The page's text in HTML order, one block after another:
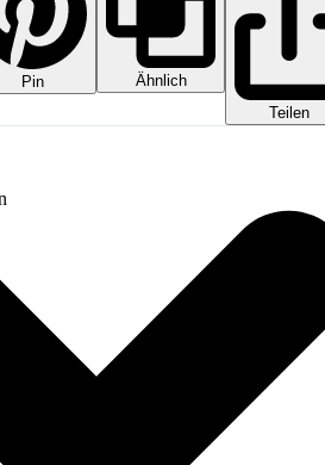
Pin
Ähnlich
Teilen